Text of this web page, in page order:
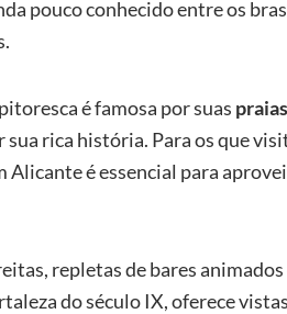
pouco conhecido entre os
é famosa por suas
rica história. Para os que
Alicante é essencial para
repletas de bares
do século IX, oferece